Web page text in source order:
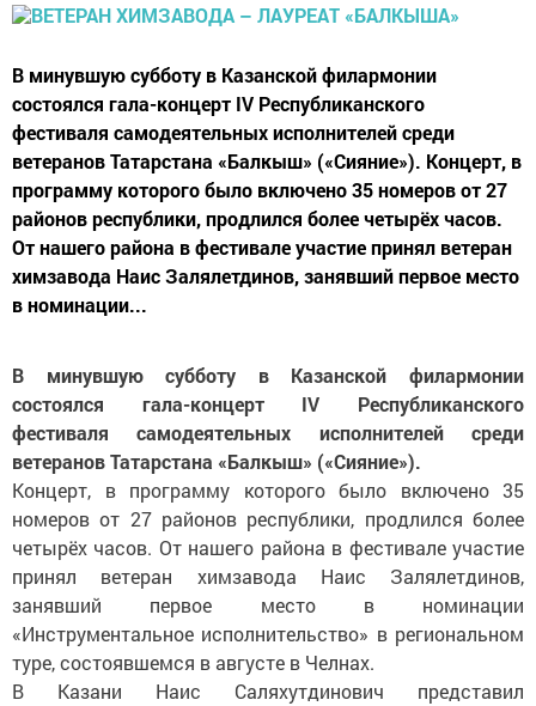
В минувшую субботу в Казанской филармонии
состоялся гала-концерт IV Республиканского
фестиваля самодеятельных исполнителей среди
ветеранов Татарстана «Балкыш» («Сияние»). Концерт, в
программу которого было включено 35 номеров от 27
районов республики, продлился более четырёх часов.
От нашего района в фестивале участие принял ветеран
химзавода Наис Залялетдинов, занявший первое место
в номинации...
В минувшую субботу в Казанской филармонии
состоялся гала-концерт IV Республиканского
фестиваля самодеятельных исполнителей среди
ветеранов Татарстана «Балкыш» («Сияние»).
Концерт, в программу которого было включено 35
номеров от 27 районов республики, продлился более
четырёх часов. От нашего района в фестивале участие
принял ветеран химзавода Наис Залялетдинов,
занявший первое место в номинации
«Инструментальное исполнительство» в региональном
туре, состоявшемся в августе в Челнах.
В Казани Наис Саляхутдинович представил